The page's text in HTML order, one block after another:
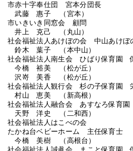
市赤十字奉仕団 宮本分団長
武藤 惠子 （宮本）
市いきいき同窓会 顧問
井上 克己 （丸山）
社会福祉法人あけぼの会 中山あけ
鈴木 葉子 （本中山）
社会福祉法人南生会 ひばり保育園
今橋 裕美 （松が丘）
沢嵜 美香 （松が丘）
社会福祉法人観行会 杉の子保育園
村山 恵美 （新高根）
社会福祉法人融合会 あすなろ保育
天野 洋史 （二和西）
社会福祉法人はこべの会
たかね台ベビーホーム 主任保育士
今橋 美樹 （高根台）